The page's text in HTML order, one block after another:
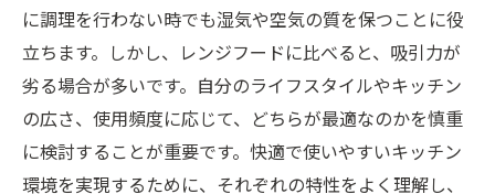
に調理を行わない時でも湿気や空気の質を保つことに役
立ちます。しかし、レンジフードに比べると、吸引力が
劣る場合が多いです。自分のライフスタイルやキッチン
の広さ、使用頻度に応じて、どちらが最適なのかを慎重
に検討することが重要です。快適で使いやすいキッチン
環境を実現するために、それぞれの特性をよく理解し、